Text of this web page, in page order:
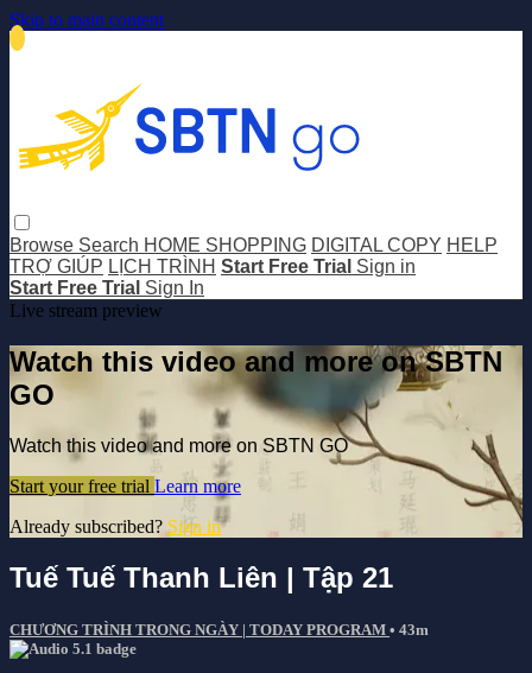
Skip to main content
Browse Search HOME SHOPPING DIGITAL COPY HELP
TRỢ GIÚP LỊCH TRÌNH Start Free Trial Sign in
Start Free Trial Sign In
Live stream preview
Watch this video and more on SBTN
GO
Watch this video and more on SBTN GO
Start your free trial Learn more
Already subscribed? Sign in
Tuế Tuế Thanh Liên | Tập 21
CHƯƠNG TRÌNH TRONG NGÀY | TODAY PROGRAM • 43m